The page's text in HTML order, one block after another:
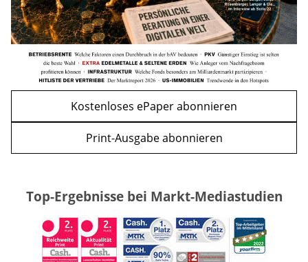
Kostenloses ePaper abonnieren
Print-Ausgabe abonnieren
Top-Ergebnisse bei Markt-Mediastudien